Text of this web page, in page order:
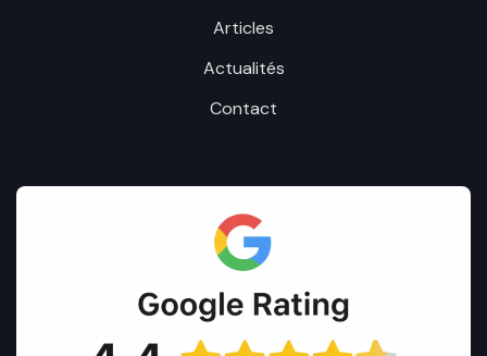
Articles
Actualités
Contact